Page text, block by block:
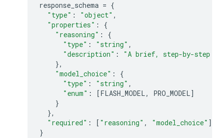
response_schema = {
"type" : "object" ,
"properties" :
{
"reasoning" :
{
"type" : "string" ,
"description" :
"A brief, step-by-step
},
"model_choice" :
{
"type" : "string" ,
"enum" : [FLASH_MODEL, PRO_MODEL]
}
},
"required" : [ "reasoning" , "model_choice" ]
}